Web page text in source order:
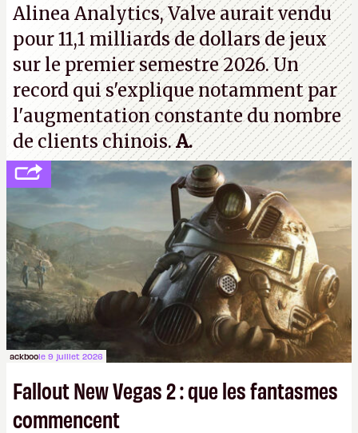
Alinea Analytics, Valve aurait vendu
pour 11,1 milliards de dollars de jeux
sur le premier semestre 2026. Un
record qui s'explique notamment par
l'augmentation constante du nombre
de clients chinois.A.
ackboole 9 juillet 2026
Fallout New Vegas 2 : que les fantasmes
commencent